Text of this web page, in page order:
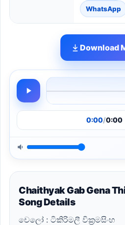
WhatsApp
Download
0:00/0:00
Chaithyak Gab Gena
Song Details
චෙලෝ : ටිකිරිමලී වික්‍රමසිංහ